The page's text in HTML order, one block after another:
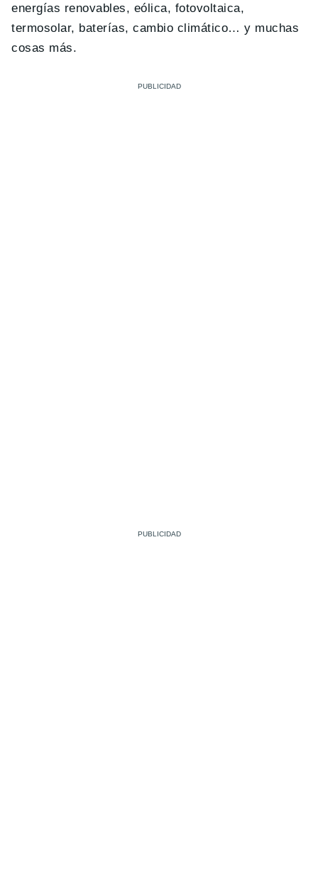
energías renovables, eólica, fotovoltaica,
termosolar, baterías, cambio climático… y muchas
cosas más.